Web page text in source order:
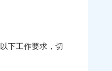
下工作要求，切